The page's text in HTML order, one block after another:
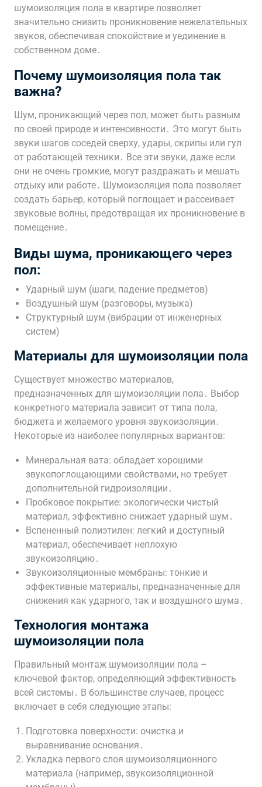
шумоизоляция пола в квартире позволяет
значительно снизить проникновение нежелательных
звуков, обеспечивая спокойствие и уединение в
собственном доме․
Почему шумоизоляция пола так
важна?
Шум, проникающий через пол, может быть разным
по своей природе и интенсивности․ Это могут быть
звуки шагов соседей сверху, удары, скрипы или гул
от работающей техники․ Все эти звуки, даже если
они не очень громкие, могут раздражать и мешать
отдыху или работе․ Шумоизоляция пола позволяет
создать барьер, который поглощает и рассеивает
звуковые волны, предотвращая их проникновение в
помещение․
Виды шума, проникающего через
пол:
Ударный шум (шаги, падение предметов)
Воздушный шум (разговоры, музыка)
Структурный шум (вибрации от инженерных
систем)
Материалы для шумоизоляции пола
Существует множество материалов,
предназначенных для шумоизоляции пола․ Выбор
конкретного материала зависит от типа пола,
бюджета и желаемого уровня звукоизоляции․
Некоторые из наиболее популярных вариантов:
Минеральная вата: обладает хорошими
звукопоглощающими свойствами, но требует
дополнительной гидроизоляции․
Пробковое покрытие: экологически чистый
материал, эффективно снижает ударный шум․
Вспененный полиэтилен: легкий и доступный
материал, обеспечивает неплохую
звукоизоляцию․
Звукоизоляционные мембраны: тонкие и
эффективные материалы, предназначенные для
снижения как ударного, так и воздушного шума․
Технология монтажа
шумоизоляции пола
Правильный монтаж шумоизоляции пола –
ключевой фактор, определяющий эффективность
всей системы․ В большинстве случаев, процесс
включает в себя следующие этапы:
Подготовка поверхности: очистка и
выравнивание основания․
Укладка первого слоя шумоизоляционного
материала (например, звукоизоляционной